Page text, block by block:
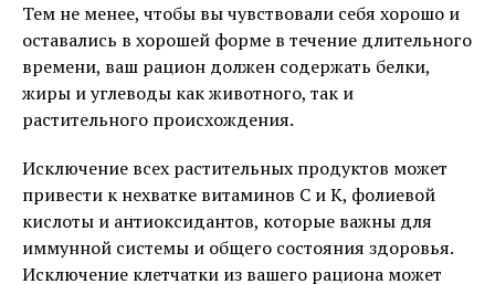
Тем не менее, чтобы вы чувствовали себя хорошо и
оставались в хорошей форме в течение длительного
времени, ваш рацион должен содержать белки,
жиры и углеводы как животного, так и
растительного происхождения.
Исключение всех растительных продуктов может
привести к нехватке витаминов С и К, фолиевой
кислоты и антиоксидантов, которые важны для
иммунной системы и общего состояния здоровья.
Исключение клетчатки из вашего рациона может